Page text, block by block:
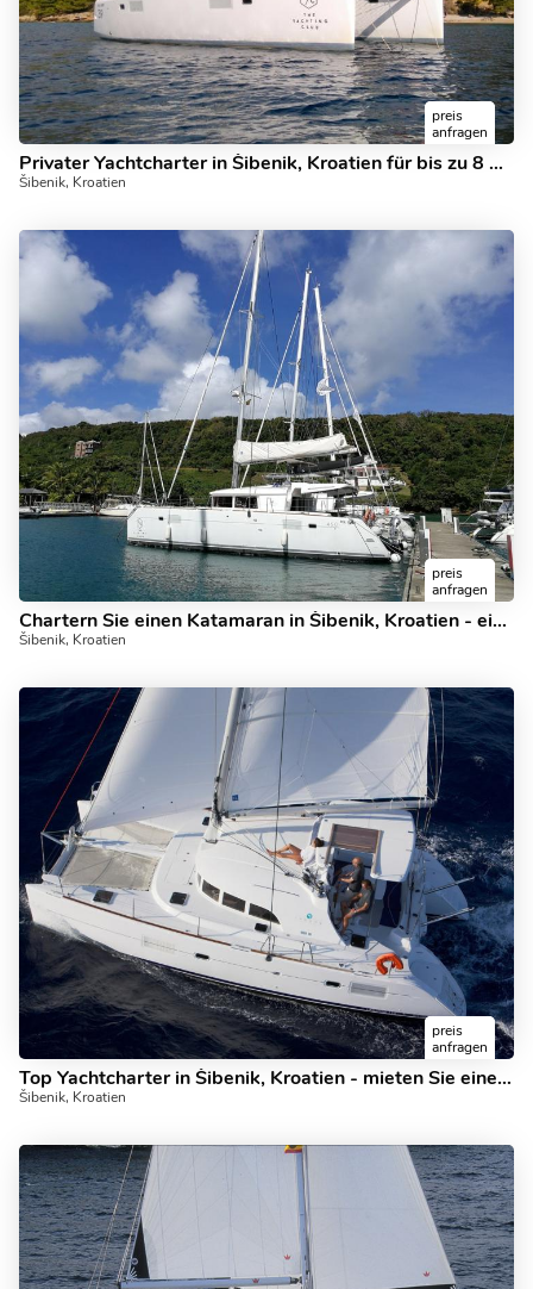
preis
anfragen
Privater Yachtcharter in Šibenik, Kroatien für bis zu 8 Gäste.
Šibenik, Kroatien
preis
anfragen
Chartern Sie einen Katamaran in Šibenik, Kroatien - ein perfekter Urlaub auf einem Boot für bis zu 8 Gäste.
Šibenik, Kroatien
preis
anfragen
Top Yachtcharter in Šibenik, Kroatien - mieten Sie einen Katamaran für bis zu 8 Gäste.
Šibenik, Kroatien